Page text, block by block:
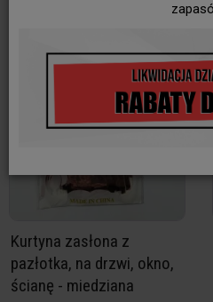
Kurtyna zasłona z
pazłotka, na drzwi, okno,
ścianę - miedziana